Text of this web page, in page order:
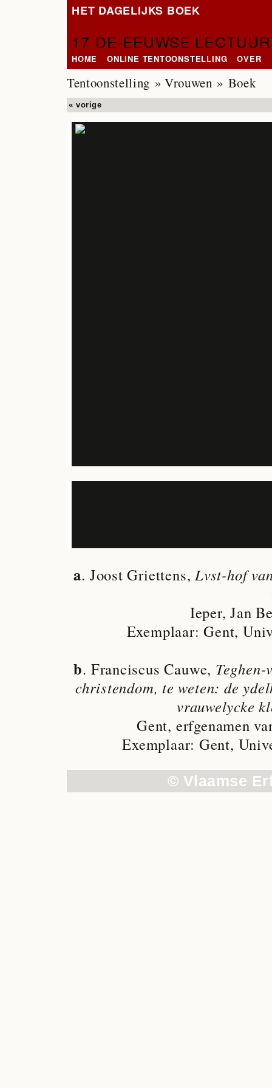
HET DAGELIJKS BOEK
17 DE-EEUWSE
HOME ONLINE TENTOONSTELLING OVER
Tentoonstelling » Vrouwen » Boek
« vorige
a. Joost Griettens,Lvst-hof
Ieper, Jan
Exemplaar: Gent,
b. Franciscus Cauwe,
christendom, te weten: de
vrauwelycke
Gent, erfgenamen
Exemplaar: Gent,
© Vlaamse